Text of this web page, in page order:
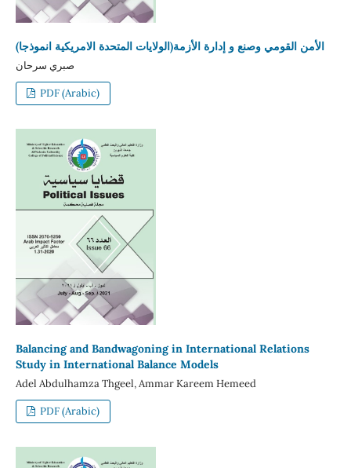
الأمن القومي وصنع و إدارة الأزمة(الولايات المتحدة الامريكية انموذجا)
صبري سرحان
PDF (Arabic)
Balancing and Bandwagoning in International Relations
Study in International Balance Models
Adel Abdulhamza Thgeel, Ammar Kareem Hemeed
PDF (Arabic)